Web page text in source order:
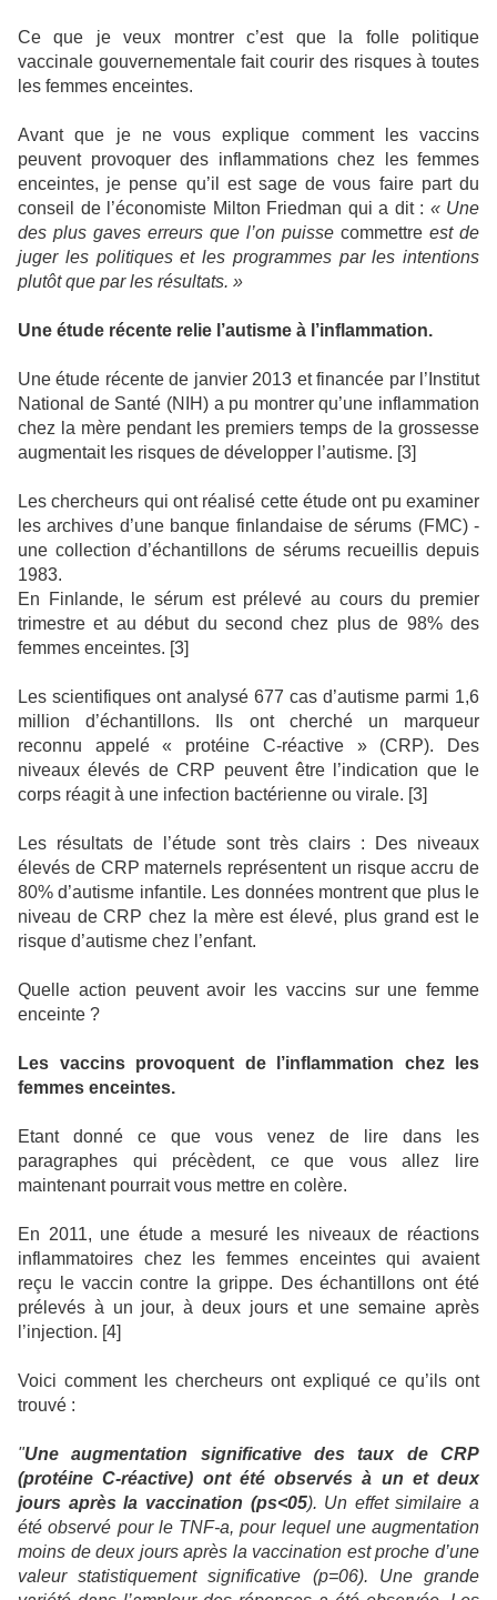
Ce que je veux montrer c’est que la folle politique
vaccinale gouvernementale fait courir des risques à toutes
les femmes enceintes.
Avant que je ne vous explique comment les vaccins
peuvent provoquer des inflammations chez les femmes
enceintes, je pense qu’il est sage de vous faire part du
conseil de l’économiste Milton Friedman qui a dit : « Une
des plus gaves erreurs que l’on puisse commettre est de
juger les politiques et les programmes par les intentions
plutôt que par les résultats. »
Une étude récente relie l’autisme à l’inflammation.
Une étude récente de janvier 2013 et financée par l’Institut
National de Santé (NIH) a pu montrer qu’une inflammation
chez la mère pendant les premiers temps de la grossesse
augmentait les risques de développer l’autisme. [3]
Les chercheurs qui ont réalisé cette étude ont pu examiner
les archives d’une banque finlandaise de sérums (FMC) -
une collection d’échantillons de sérums recueillis depuis
1983.
En Finlande, le sérum est prélevé au cours du premier
trimestre et au début du second chez plus de 98% des
femmes enceintes. [3]
Les scientifiques ont analysé 677 cas d’autisme parmi 1,6
million d’échantillons. Ils ont cherché un marqueur
reconnu appelé « protéine C-réactive » (CRP). Des
niveaux élevés de CRP peuvent être l’indication que le
corps réagit à une infection bactérienne ou virale. [3]
Les résultats de l’étude sont très clairs : Des niveaux
élevés de CRP maternels représentent un risque accru de
80% d’autisme infantile. Les données montrent que plus le
niveau de CRP chez la mère est élevé, plus grand est le
risque d’autisme chez l’enfant.
Quelle action peuvent avoir les vaccins sur une femme
enceinte ?
Les vaccins provoquent de l’inflammation chez les
femmes enceintes.
Etant donné ce que vous venez de lire dans les
paragraphes qui précèdent, ce que vous allez lire
maintenant pourrait vous mettre en colère.
En 2011, une étude a mesuré les niveaux de réactions
inflammatoires chez les femmes enceintes qui avaient
reçu le vaccin contre la grippe. Des échantillons ont été
prélevés à un jour, à deux jours et une semaine après
l’injection. [4]
Voici comment les chercheurs ont expliqué ce qu’ils ont
trouvé :
"Une augmentation significative des taux de CRP
(protéine C-réactive) ont été observés à un et deux
jours après la vaccination (ps<05). Un effet similaire a
été observé pour le TNF-a, pour lequel une augmentation
moins de deux jours après la vaccination est proche d’une
valeur statistiquement significative (p=06). Une grande